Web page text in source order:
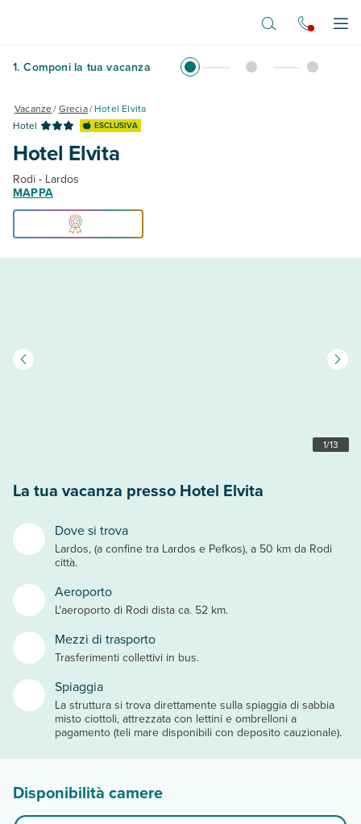
1. Componi la tua vacanza
Vacanze/Grecia/Hotel Elvita
Hotel
ESCLUSIVA
Hotel Elvita
Rodi - Lardos
MAPPA
1/13
Dove si trova
Lardos, (a confine tra Lardos e Pefkos), a 50 km da Rodi
città.
Aeroporto
L'aeroporto di Rodi dista ca. 52 km.
Mezzi di trasporto
Trasferimenti collettivi in bus.
Spiaggia
La struttura si trova direttamente sulla spiaggia di sabbia
misto ciottoli, attrezzata con lettini e ombrelloni a
pagamento (teli mare disponibili con deposito cauzionale).
La tua vacanza presso Hotel Elvita
Disponibilità camere